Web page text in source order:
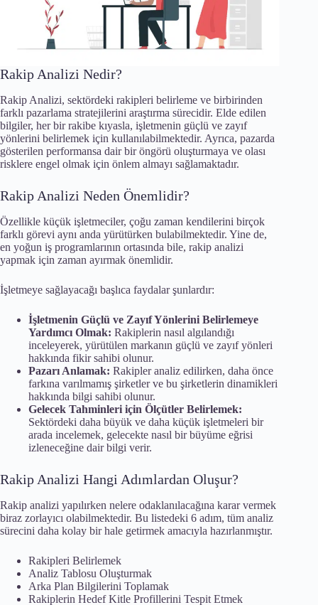
Rakip Analizi Nedir?
Rakip Analizi, sektördeki rakipleri belirleme ve birbirinden
farklı pazarlama stratejilerini araştırma sürecidir. Elde edilen
bilgiler, her bir rakibe kıyasla, işletmenin güçlü ve zayıf
yönlerini belirlemek için kullanılabilmektedir. Ayrıca, pazarda
gösterilen performansa dair bir öngörü oluşturmaya ve olası
risklere engel olmak için önlem almayı sağlamaktadır.
Rakip Analizi Neden Önemlidir?
Özellikle küçük işletmeciler, çoğu zaman kendilerini birçok
farklı görevi aynı anda yürütürken bulabilmektedir. Yine de,
en yoğun iş programlarının ortasında bile, rakip analizi
yapmak için zaman ayırmak önemlidir.
İşletmeye sağlayacağı başlıca faydalar şunlardır:
İşletmenin Güçlü ve Zayıf Yönlerini Belirlemeye
Yardımcı Olmak: Rakiplerin nasıl algılandığı
inceleyerek, yürütülen markanın güçlü ve zayıf yönleri
hakkında fikir sahibi olunur.
Pazarı Anlamak: Rakipler analiz edilirken, daha önce
farkına varılmamış şirketler ve bu şirketlerin dinamikleri
hakkında bilgi sahibi olunur.
Gelecek Tahminleri için Ölçütler Belirlemek:
Sektördeki daha büyük ve daha küçük işletmeleri bir
arada incelemek, gelecekte nasıl bir büyüme eğrisi
izleneceğine dair bilgi verir.
Rakip Analizi Hangi Adımlardan Oluşur?
Rakip analizi yapılırken nelere odaklanılacağına karar vermek
biraz zorlayıcı olabilmektedir. Bu listedeki 6 adım, tüm analiz
sürecini daha kolay bir hale getirmek amacıyla hazırlanmıştır.
Rakipleri Belirlemek
Analiz Tablosu Oluşturmak
Arka Plan Bilgilerini Toplamak
Rakiplerin Hedef Kitle Profillerini Tespit Etmek